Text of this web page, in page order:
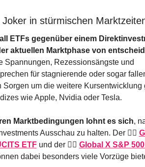
in stürmischen
ETFs gegenüber einem
aktuellen Marktphase von
Spannungen, Rezessionsängste und
für stagnierende oder sogar
Sorgen um die weitere Kursentwicklung
wie Apple, Nvidia oder Tesla.
Marktbedingungen lohnt es sich,
Ausschau zu halten. Der 👉🏻
ETF und der 👉🏻 Global X S&P 500
dabei besonders viele Vorzüge